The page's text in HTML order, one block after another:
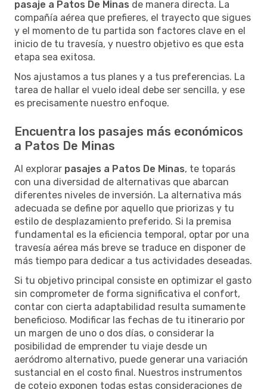
pasaje a Patos De Minas de manera directa. La
compañía aérea que prefieres, el trayecto que sigues
y el momento de tu partida son factores clave en el
inicio de tu travesía, y nuestro objetivo es que esta
etapa sea exitosa.
Nos ajustamos a tus planes y a tus preferencias. La
tarea de hallar el vuelo ideal debe ser sencilla, y ese
es precisamente nuestro enfoque.
Encuentra los pasajes más económicos
a Patos De Minas
Al explorar pasajes a Patos De Minas, te toparás
con una diversidad de alternativas que abarcan
diferentes niveles de inversión. La alternativa más
adecuada se define por aquello que priorizas y tu
estilo de desplazamiento preferido. Si la premisa
fundamental es la eficiencia temporal, optar por una
travesía aérea más breve se traduce en disponer de
más tiempo para dedicar a tus actividades deseadas.
Si tu objetivo principal consiste en optimizar el gasto
sin comprometer de forma significativa el confort,
contar con cierta adaptabilidad resulta sumamente
beneficioso. Modificar las fechas de tu itinerario por
un margen de uno o dos días, o considerar la
posibilidad de emprender tu viaje desde un
aeródromo alternativo, puede generar una variación
sustancial en el costo final. Nuestros instrumentos
de cotejo exponen todas estas consideraciones de